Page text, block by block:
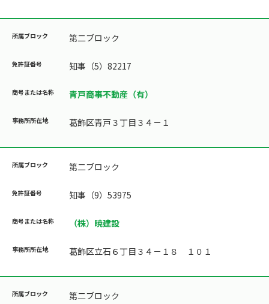
第二ブロック
知事（5）82217
青戸商事不動産（有）
葛飾区青戸３丁目３４－１
第二ブロック
知事（9）53975
（株）暁建設
葛飾区立石６丁目３４－１８ １０１
第二ブロック